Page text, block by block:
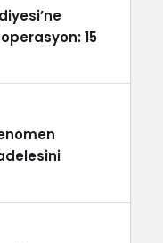
15